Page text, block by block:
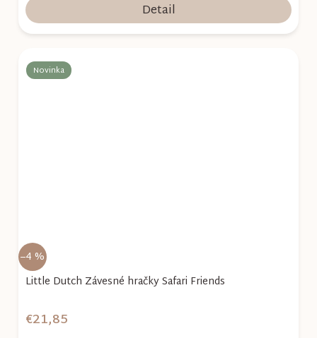
Detail
Novinka
–4 %
Little Dutch Závesné hračky Safari Friends
€21,85